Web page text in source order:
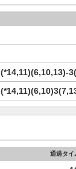
(*14,11)(6,10,13)-
通過タイ